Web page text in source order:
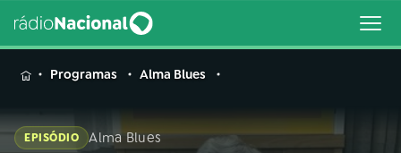
MENUProgramas Alma Blues
EPISÓDIO Alma Blues